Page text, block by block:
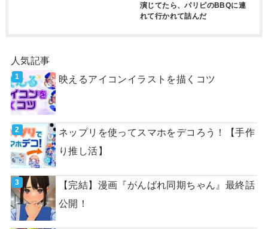
演じてたら、パリピのBBQに連
れて行かれて詰んだ
人気記事
映えるアイコンイラストを描くコツ
ネップリを使ってスマホをデコろう！【手作
り推し活】
【完結】漫画『がんばれ同期ちゃん』最終話
公開！